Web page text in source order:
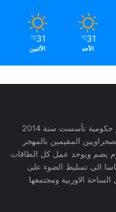
31
℃
الأحد
31
℃
الأثنين
رابطة الصحفيين والاعلاميين بأوربا منظمة غير حكومية تأسست سنة 2014
المقيمين بالمهجر
يضم ويوحد عمل كل الطاقات
الى تسليط الضوء على
الاوربية ومجتمعها